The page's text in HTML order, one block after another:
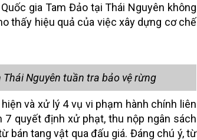
gia Tam Đảo tại Thái Nguyên không
thấy hiệu quả của việc xây dựng cơ chế
Nguyên tuần tra bảo vệ rừng
và xử lý 4 vụ vi phạm hành chính liên
7 quyết định xử phạt, thu nộp ngân sách
bán tang vật qua đấu giá. Đáng chú ý, từ